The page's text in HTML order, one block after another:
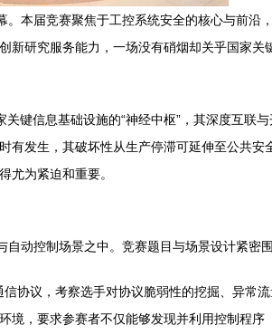
本届竞赛聚焦于工控系统安全的核心与前
研究服务能力，一场没有硝烟却关乎国家关
键信息基础设施的“神经中枢”，其深度互联
发生，其破坏性从生产停滞可延伸至公共
尤为紧迫和重要。
动控制场景之中。竞赛题目与场景设计紧密围
协议，考察选手对协议脆弱性的挖掘、异常
境，要求参赛者不仅能够发现并利用控制程